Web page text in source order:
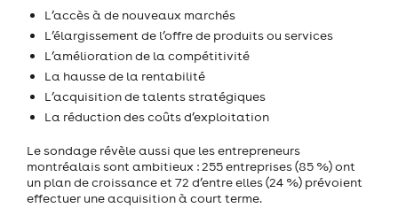
L’accès à de nouveaux marchés
L’élargissement de l’offre de produits ou services
L’amélioration de la compétitivité
La hausse de la rentabilité
L’acquisition de talents stratégiques
La réduction des coûts d’exploitation
Le sondage révèle aussi que les entrepreneurs
montréalais sont ambitieux : 255 entreprises (85 %) ont
un plan de croissance et 72 d’entre elles (24 %) prévoient
effectuer une acquisition à court terme.